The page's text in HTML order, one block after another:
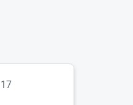
17